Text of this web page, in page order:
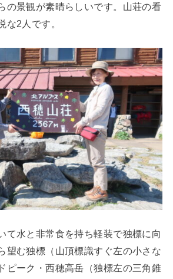
の景観が素晴らしいです。山荘の看
な2人です。
て水と非常食を持ち軽装で独標に向
望む独標（山頂標識すぐ左の小さな
ピーク・西穂高岳（独標左の三角錐